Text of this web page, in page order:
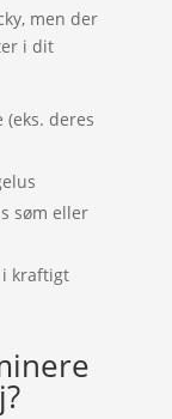
men der
i dit
deres
søm eller
i kraftigt